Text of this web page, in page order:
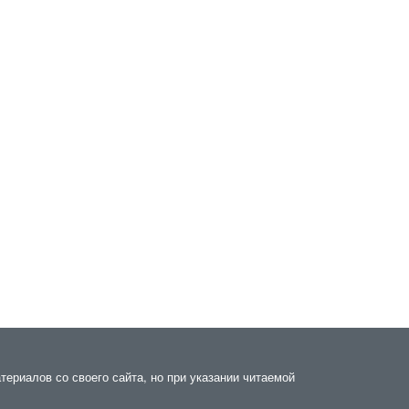
со своего сайта, но при указании читаемой